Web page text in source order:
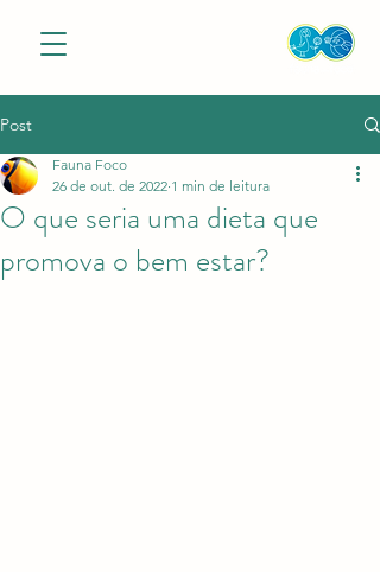
Post
O que seria uma dieta que
promova o bem estar?
Fauna Foco
26 de out. de 2022 1 min de leitura